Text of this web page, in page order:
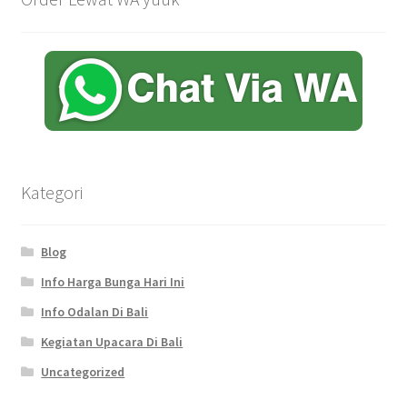
Kategori
Blog
Info Harga Bunga Hari Ini
Info Odalan Di Bali
Kegiatan Upacara Di Bali
Uncategorized